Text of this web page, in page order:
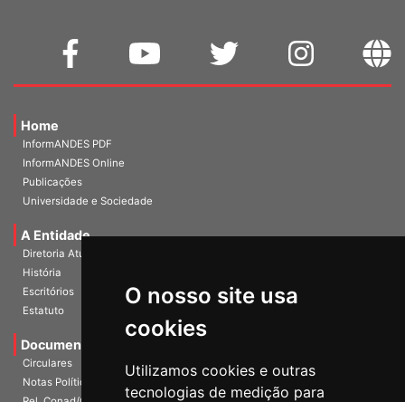
O nosso site usa
cookies
Utilizamos cookies e outras
tecnologias de medição para
Home
InformANDES PDF
InformANDES Online
Publicações
Universidade e Sociedade
A Entidade
Diretoria Atual
História
Escritórios
Estatuto
Documentos
Circulares
Notas Políticas